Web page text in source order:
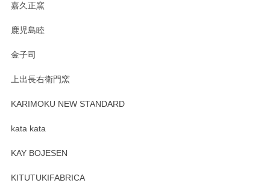
嘉久正窯
鹿児島睦
金子司
上出長右衛門窯
KARIMOKU NEW STANDARD
kata kata
KAY BOJESEN
KITUTUKIFABRICA